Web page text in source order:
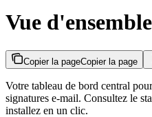
Vue
Copier la pageCopier la page
Votre tableau de bord central
signatures e-mail. Consultez le
installez en un clic.